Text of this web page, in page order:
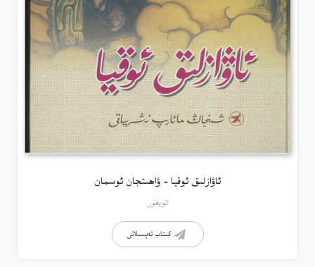
ئاۋازلىق ئوقيا – ۋاھىتجان ئوسمان
ئۇيغۇر
كىتاب تەپسىلاتى